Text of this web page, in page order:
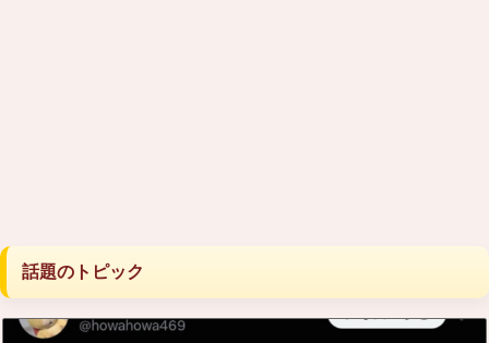
話題のトピック